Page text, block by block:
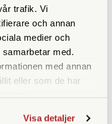
trafik. Vi
och annan
medier och
med.
med annan
eller som de har
Visa detaljer
Z50II 16-50 DX
SEK